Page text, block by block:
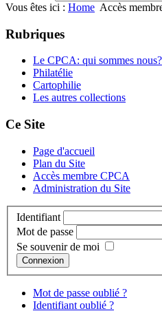
Vous êtes ici : Home Accès
Rubriques
Le CPCA: qui sommes nous?
Philatélie
Cartophilie
Les autres collections
Ce Site
Page d'accueil
Plan du Site
Accès membre CPCA
Administration du Site
Identifiant
Mot de passe
Se souvenir de moi
Connexion
Mot de passe oublié ?
Identifiant oublié ?